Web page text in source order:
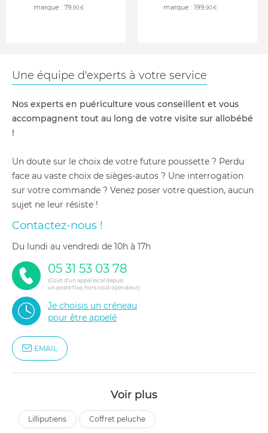
marque : 79,90 € marque : 199,90 €
Une équipe d'experts à votre service
Nos experts en puériculture vous conseillent et vous
accompagnent tout au long de votre visite sur allobébé
!
Un doute sur le choix de votre future poussette ? Perdu
face au vaste choix de sièges-autos ? Une interrogation
sur votre commande ? Venez poser votre question, aucun
sujet ne leur résiste !
Contactez-nous !
du lundi au vendredi de 10h à 17h
05 31 53 03 78
(Coût d'un appel local depuis
un poste fixe, hors coût opérateur)
Je choisis un créneau
pour être appelé
EMAIL
Voir plus
lilliputiens coffret peluche